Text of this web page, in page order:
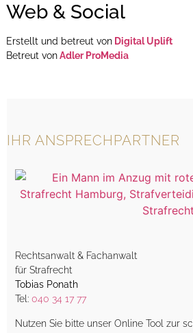
IHR ANSPRECHPARTNER
Rechtsanwalt & Fachanwalt
für Strafrecht
Tobias Ponath
Tel: 040 34 17 77
Nutzen Sie bitte unser Online Tool zur
Web & Social
Erstellt und betreut von Digital Uplift
Betreut vonAdler ProMedia